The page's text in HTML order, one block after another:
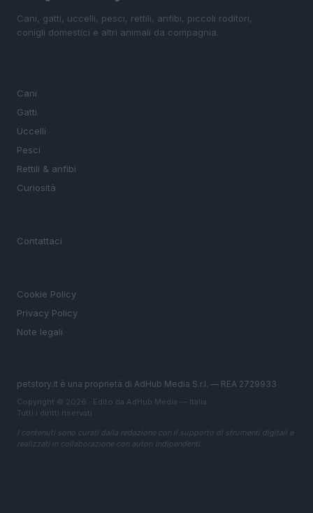
Cani, gatti, uccelli, pesci, rettili, anfibi, piccoli roditori,
conigli domestici e altri animali da compagnia.
Cani
Gatti
Uccelli
Pesci
Rettili & anfibi
Curiosità
Contattaci
Cookie Policy
Privacy Policy
Note legali
petstory.it è una proprietà di AdHub Media S.r.l. — REA 2729933
Copyright © 2026 · Edito da AdHub Media — Italia
Tutti i diritti riservati
I contenuti sono curati dalla redazione con il supporto di strumenti digitali e
realizzati in collaborazione con autori indipendenti.